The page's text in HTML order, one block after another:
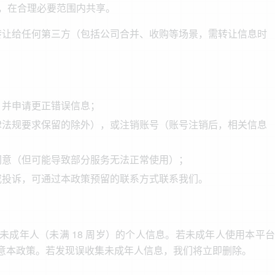
合理必要范围内共享。
给任何第三方（包括公司合并、收购等场景，需转让信息时
申请更正错误信息；
规要求保留的除外），或注销账号（账号注销后，相关信息
（但可能导致部分服务无法正常使用）；
诉，可通过本政策预留的联系方式联系我们。
成年人（未满 18 周岁）的个人信息。若未成年人使用本平台
政策。若发现误收集未成年人信息，我们将立即删除。